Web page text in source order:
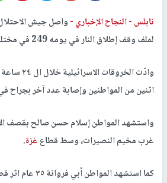
نابلس -النجاح الإخباري -واصل جيش
لملف وقف إطلاق النار في يومه 249 في مختلف مناطق قطاع
وادّت
اثنين من المواطنين وإصابة عدد آخر بجراح
واستشهد المواطن إسلام حسن صالح بقصف
غرب مخيم النصيرات، وسط قطاعغزة.
كما استشهد